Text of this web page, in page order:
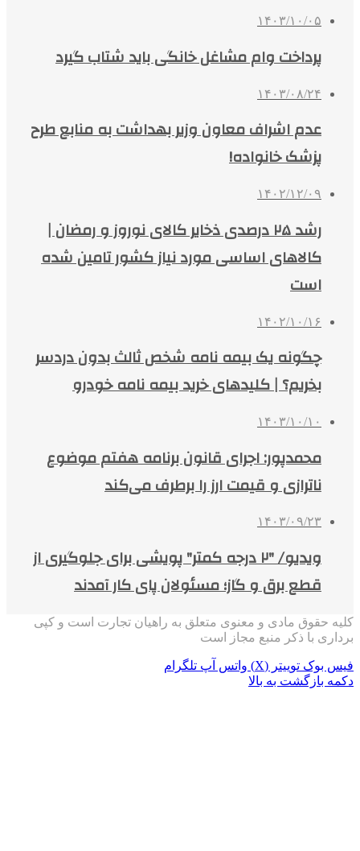
۱۴۰۳/۱۰/۰۵
پرداخت وام مشاغل خانگی باید شتاب گیرد
۱۴۰۳/۰۸/۲۴
عدم اشراف معاون وزیر بهداشت به منابع طرح
پزشک خانواده!
۱۴۰۲/۱۲/۰۹
رشد ۲۵ درصدی ذخایر کالای نوروز و رمضان |
کالاهای اساسی مورد نیاز کشور تامین شده
است
۱۴۰۲/۱۰/۱۶
چگونه یک بیمه‌ نامه شخص ثالث بدون دردسر
بخریم؟ | کلیدهای خرید بیمه‌ نامه خودرو
۱۴۰۳/۱۰/۱۰
محمدپور: اجرای قانون برنامه هفتم موضوع
ناترازی و قیمت ارز را برطرف می‌کند
۱۴۰۳/۰۹/۲۳
ویدیو/ ⁧"۲ درجه کمتر"⁩ پویشی برای جلوگیری از
قطع برق و گاز؛ مسئولان پای کار آمدند
کلیه حقوق مادی و معنوی متعلق به راهیان تجارت است و کپی
برداری با ذکر منبع مجاز است
فیس بوک توییتر (X) واتس آپ تلگرام
دکمه بازگشت به بالا